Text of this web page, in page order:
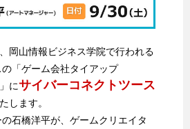
岡山情報ビジネス学院で行われる
「ゲーム会社タイアップ
にサイバーコネクトツース
します。
石橋洋平が、ゲームクリエイタ